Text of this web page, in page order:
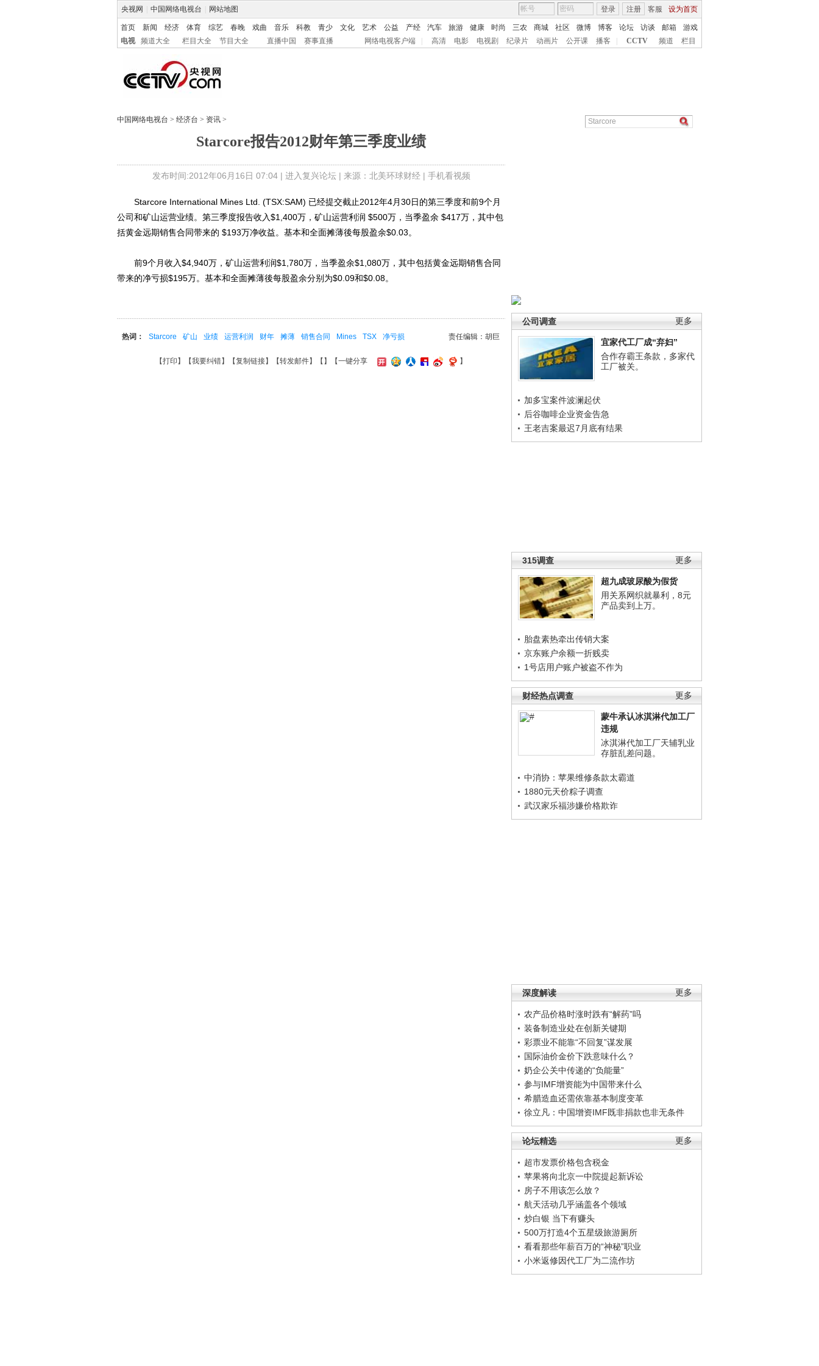
央视网 中国网络电视台 网站地图 客服 设为首页
登录 注册
首页 新闻 经济 体育 综艺 春晚 戏曲 音乐 科教 青少 文化 艺术 公益 产经 汽车 旅游 健康 时尚 三农 商城 社区 微博 博客 论坛 访谈 邮箱
游戏
电视
频道大全 栏目大全 节目大全 直播中国 赛事直播 网络电视客户端 高清 电影 电视剧 纪录片 动画片 公开课 播客 CCTV 频道 栏目
中国网络电视台 > 经济台 > 资讯 >
Starcore报告2012财年第三季度业绩
发布时间:2012年06月16日 07:04 | 进入复兴论坛| 来源：北美环球财经 | 手机看视频
更多
公司调查
宜家代工厂成“弃妇”
合作存霸王条款，多家代
工厂被关。
加多宝案件波澜起伏
后谷咖啡企业资金告急
王老吉案最迟7月底有结果
更多
315调查
超九成玻尿酸为假货
用关系网织就暴利，8元
产品卖到上万。
胎盘素热牵出传销大案
京东账户余额一折贱卖
1号店用户账户被盗不作为
更多
财经热点调查
蒙牛承认冰淇淋代加工厂
违规
冰淇淋代加工厂天辅乳业
存脏乱差问题。
中消协：苹果维修条款太霸道
1880元天价粽子调查
武汉家乐福涉嫌价格欺诈
更多
深度解读
农产品价格时涨时跌有“解药”吗
装备制造业处在创新关键期
彩票业不能靠“不回复”谋发展
国际油价金价下跌意味什么？
奶企公关中传递的“负能量”
参与IMF增资能为中国带来什么
希腊造血还需依靠基本制度变革
徐立凡：中国增资IMF既非捐款也非无条件
更多
论坛精选
超市发票价格包含税金
苹果将向北京一中院提起新诉讼
房子不用该怎么放？
航天活动几乎涵盖各个领域
炒白银 当下有赚头
500万打造4个五星级旅游厕所
看看那些年薪百万的“神秘”职业
小米返修因代工厂为二流作坊
Starcore International Mines Ltd. (TSX:SAM) 已经提交截止2012年4月30日的第三季度和前9个月
公司和矿山运营业绩。第三季度报告收入$1,400万，矿山运营利润 $500万，当季盈余 $417万，其中包
括黄金远期销售合同带来的 $193万净收益。基本和全面摊薄後每股盈余$0.03。
前9个月收入$4,940万，矿山运营利润$1,780万，当季盈余$1,080万，其中包括黄金远期销售合同
带来的净亏损$195万。基本和全面摊薄後每股盈余分别为$0.09和$0.08。
责任编辑：胡巨
热词： Starcore 矿山 业绩 运营利润 财年 摊薄 销售合同 Mines TSX 净亏损
【打印 】【我要纠错】【复制链接】【转发邮件】【 】 【一键分享 】